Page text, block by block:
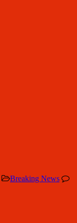
Breaking News